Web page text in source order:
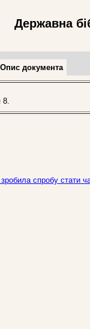
Державна
Опис документа
8.
спробу стати